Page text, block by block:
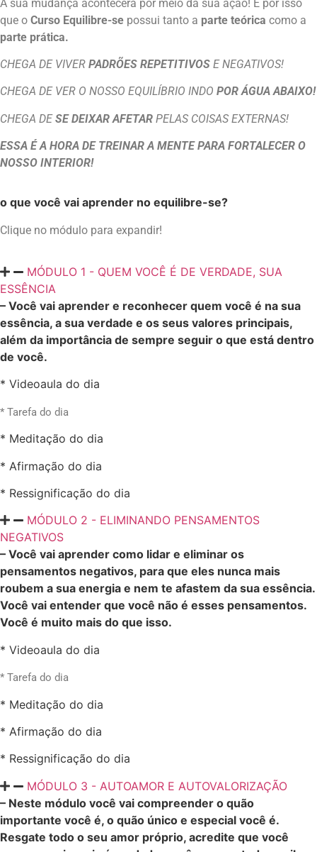
A sua mudança acontecerá por meio da sua ação! É por isso
que o Curso Equilibre-se possui tanto a parte teórica como a
parte prática.
CHEGA DE VIVER PADRÕES REPETITIVOS E NEGATIVOS!
CHEGA DE VER O NOSSO EQUILÍBRIO INDO POR ÁGUA ABAIXO!
CHEGA DESE DEIXAR AFETAR PELAS COISAS EXTERNAS!
ESSA É A HORA DE TREINAR A MENTE PARA FORTALECER O
NOSSO INTERIOR!
o que você vai aprender no equilibre-se?
Clique no módulo para expandir!
MÓDULO 1 - QUEM VOCÊ É DE VERDADE, SUA
ESSÊNCIA
– Você vai aprender e reconhecer quem você é na sua
essência, a sua verdade e os seus valores principais,
além da importância de sempre seguir o que está dentro
de você.
* Videoaula do dia
* Tarefa do dia
* Meditação do dia
* Afirmação do dia
* Ressignificação do dia
MÓDULO 2 - ELIMINANDO PENSAMENTOS
NEGATIVOS
– Você vai aprender como lidar e eliminar os
pensamentos negativos, para que eles nunca mais
roubem a sua energia e nem te afastem da sua essência.
Você vai entender que você não é esses pensamentos.
Você é muito mais do que isso.
* Videoaula do dia
* Tarefa do dia
* Meditação do dia
* Afirmação do dia
* Ressignificação do dia
MÓDULO 3 - AUTOAMOR E AUTOVALORIZAÇÃO
– Neste módulo você vai compreender o quão
importante você é, o quão único e especial você é.
Resgate todo o seu amor próprio, acredite que você